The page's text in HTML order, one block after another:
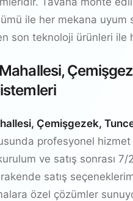
ile her mekana uyum
son teknoloji ürünleri ile
Çemişgezek,
profesyonel
ve satış sonrası
satış
özel çözümler